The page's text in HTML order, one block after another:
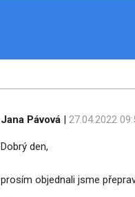
Jana Pávová | 27.04.2022
Dobrý den,
prosím objednali jsme